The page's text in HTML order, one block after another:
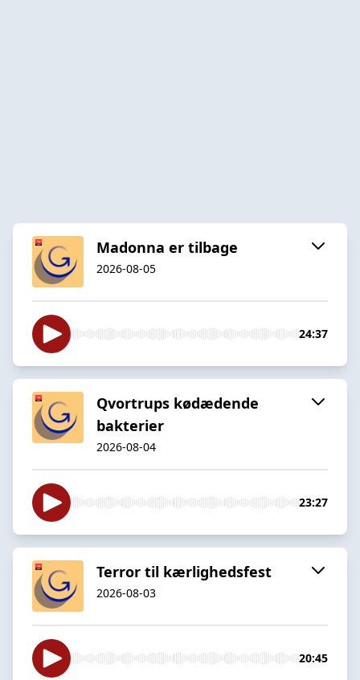
Madonna er tilbage
2026-08-05
24:37
Qvortrups kødædende
bakterier
2026-08-04
23:27
Terror til kærlighedsfest
2026-08-03
20:45